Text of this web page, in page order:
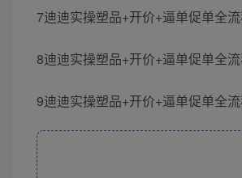
7迪迪实操塑品+开价+逼单促单全
8迪迪实操塑品+开价+逼单促单全
9迪迪实操塑品+开价+逼单促单全